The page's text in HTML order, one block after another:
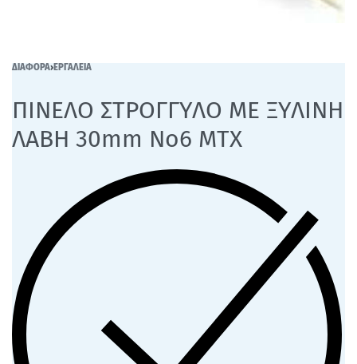
ΔΙΑΦΟΡΑ›ΕΡΓΑΛΕΙΑ
ΠΙΝΕΛΟ ΣΤΡΟΓΓΥΛΟ ΜΕ ΞΥΛΙΝΗ
ΛΑΒΗ 30mm Νο6 ΜΤΧ